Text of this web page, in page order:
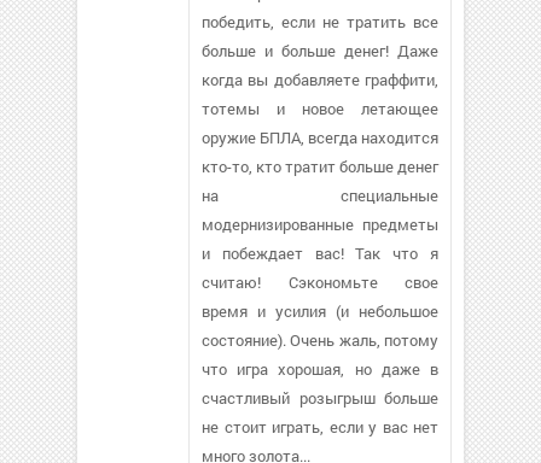
победить, если не тратить все
больше и больше денег! Даже
когда вы добавляете граффити,
тотемы и новое летающее
оружие БПЛА, всегда находится
кто-то, кто тратит больше денег
на специальные
модернизированные предметы
и побеждает вас! Так что я
считаю! Сэкономьте свое
время и усилия (и небольшое
состояние). Очень жаль, потому
что игра хорошая, но даже в
счастливый розыгрыш больше
не стоит играть, если у вас нет
много золота...